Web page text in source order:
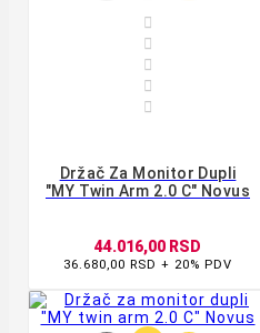





Držač Za Monitor Dupli
"MY Twin Arm 2.0 C" Novus
44.016,00 RSD
36.680,00 RSD + 20% PDV